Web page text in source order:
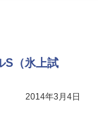
S（氷上試
2014年3月4日